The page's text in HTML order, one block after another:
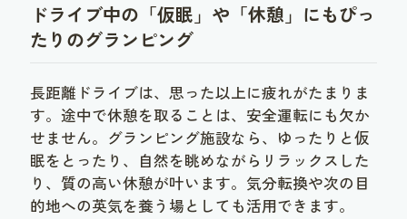
ドライブ中の「仮眠」や「休憩」にもぴっ
たりのグランピング
長距離ドライブは、思った以上に疲れがたまりま
す。途中で休憩を取ることは、安全運転にも欠か
せません。グランピング施設なら、ゆったりと仮
眠をとったり、自然を眺めながらリラックスした
り、質の高い休憩が叶います。気分転換や次の目
的地への英気を養う場としても活用できます。